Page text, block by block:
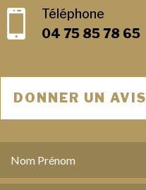

Téléphone
04 75 85 78 65
DONNER UN AVIS